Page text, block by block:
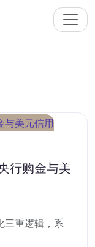
行购金与美
三重逻辑，系